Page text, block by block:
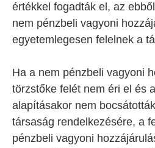
értékkel fogadták el, az
nem pénzbeli vagyoni
egyetemlegesen felelnek a
Ha a nem pénzbeli vagyoni
törzstőke felét nem éri el és
alapításakor nem
társaság rendelkezésére, a
pénzbeli vagyoni